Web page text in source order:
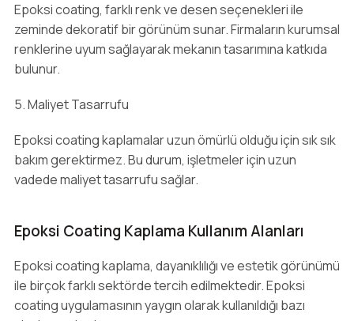
Epoksi coating, farklı renk ve desen seçenekleri ile
zeminde dekoratif bir görünüm sunar. Firmaların kurumsal
renklerine uyum sağlayarak mekanın tasarımına katkıda
bulunur.
5. Maliyet Tasarrufu
Epoksi coating kaplamalar uzun ömürlü olduğu için sık sık
bakım gerektirmez. Bu durum, işletmeler için uzun
vadede maliyet tasarrufu sağlar.
Epoksi Coating Kaplama Kullanım Alanları
Epoksi coating kaplama, dayanıklılığı ve estetik görünümü
ile birçok farklı sektörde tercih edilmektedir. Epoksi
coating uygulamasının yaygın olarak kullanıldığı bazı